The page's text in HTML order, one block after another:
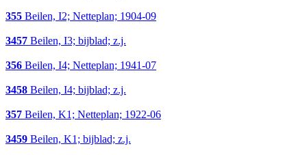
355 Beilen, I2; Netteplan; 1904-09
3457 Beilen, I3; bijblad; z.j.
356 Beilen, I4; Netteplan; 1941-07
3458 Beilen, I4; bijblad; z.j.
357 Beilen, K1; Netteplan; 1922-06
3459 Beilen, K1; bijblad; z.j.